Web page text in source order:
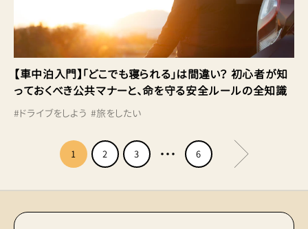
【車中泊入門】「どこでも寝られる」は間違い？ 初心者が知
っておくべき公共マナーと、命を守る安全ルールの全知識
#ドライブをしよう #旅をしたい
1 2 3 6